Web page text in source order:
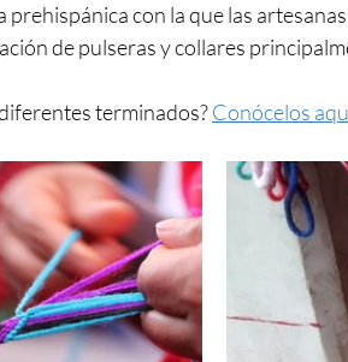
prehispánica con la que las
de pulseras y collares
terminados? Conócelos